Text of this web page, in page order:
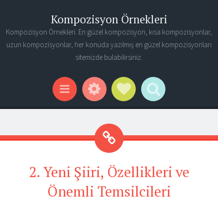
Kompozisyon Örnekleri
Kompozisyon Örnekleri. En güzel kompozisyon, kısa kompozisyonlar,
uzun kompozisyonlar, her konuda yazılmış en güzel kompozisyonları
sitemizde bulabilirsiniz.
Menu WidgetsSocial Links
Search
2. Yeni Şiiri, Özellikleri ve
Önemli Temsilcileri